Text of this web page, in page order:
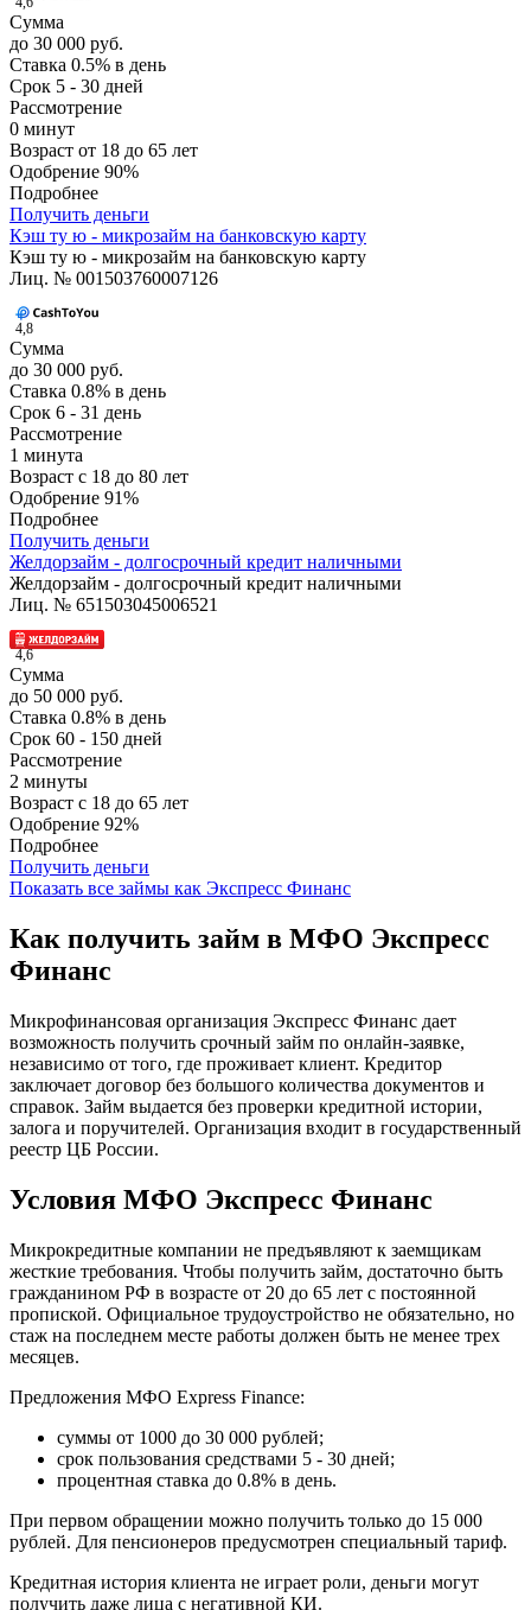
Сумма
до 30 000 руб.
Ставка 0.5% в день
Срок 5 - 30 дней
Рассмотрение
0 минут
Возраст от 18 до 65 лет
Одобрение 90%
Подробнее
Получить деньги
Кэш ту ю - микрозайм на банковскую карту
Кэш ту ю - микрозайм на банковскую карту
Лиц. № 001503760007126
4,8
Сумма
до 30 000 руб.
Ставка 0.8% в день
Срок 6 - 31 день
Рассмотрение
1 минута
Возраст с 18 до 80 лет
Одобрение 91%
Подробнее
Получить деньги
Желдорзайм - долгосрочный кредит наличными
Желдорзайм - долгосрочный кредит наличными
Лиц. № 651503045006521
4,6
Сумма
до 50 000 руб.
Ставка 0.8% в день
Срок 60 - 150 дней
Рассмотрение
2 минуты
Возраст с 18 до 65 лет
Одобрение 92%
Подробнее
Получить деньги
Показать все займы как Экспресс Финанс
Как получить займ в МФО Экспресс
Финанс
Микрофинансовая организация Экспресс Финанс дает
возможность получить срочный займ по онлайн-заявке,
независимо от того, где проживает клиент. Кредитор
заключает договор без большого количества документов и
справок. Займ выдается без проверки кредитной истории,
залога и поручителей. Организация входит в государственный
реестр ЦБ России.
Условия МФО Экспресс Финанс
Микрокредитные компании не предъявляют к заемщикам
жесткие требования. Чтобы получить займ, достаточно быть
гражданином РФ в возрасте от 20 до 65 лет с постоянной
пропиской. Официальное трудоустройство не обязательно, но
стаж на последнем месте работы должен быть не менее трех
месяцев.
Предложения МФО Express Finance:
суммы от 1000 до 30 000 рублей;
срок пользования средствами 5 - 30 дней;
процентная ставка до 0.8% в день.
При первом обращении можно получить только до 15 000
рублей. Для пенсионеров предусмотрен специальный тариф.
Кредитная история клиента не играет роли, деньги могут
получить даже лица с негативной КИ.